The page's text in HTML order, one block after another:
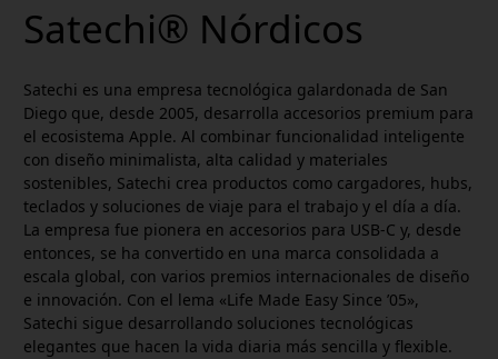
Satechi® Nórdicos
Satechi es una empresa tecnológica galardonada de San
Diego que, desde 2005, desarrolla accesorios premium para
el ecosistema Apple. Al combinar funcionalidad inteligente
con diseño minimalista, alta calidad y materiales
sostenibles, Satechi crea productos como cargadores, hubs,
teclados y soluciones de viaje para el trabajo y el día a día.
La empresa fue pionera en accesorios para USB-C y, desde
entonces, se ha convertido en una marca consolidada a
escala global, con varios premios internacionales de diseño
e innovación. Con el lema «Life Made Easy Since ’05»,
Satechi sigue desarrollando soluciones tecnológicas
elegantes que hacen la vida diaria más sencilla y flexible.